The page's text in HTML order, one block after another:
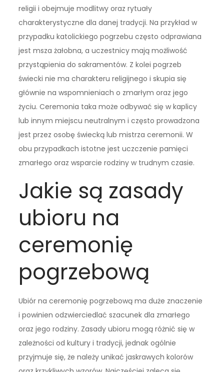
religii i obejmuje modlitwy oraz rytuały
charakterystyczne dla danej tradycji. Na przykład w
przypadku katolickiego pogrzebu często odprawiana
jest msza żałobna, a uczestnicy mają możliwość
przystąpienia do sakramentów. Z kolei pogrzeb
świecki nie ma charakteru religijnego i skupia się
głównie na wspomnieniach o zmarłym oraz jego
życiu. Ceremonia taka może odbywać się w kaplicy
lub innym miejscu neutralnym i często prowadzona
jest przez osobę świecką lub mistrza ceremonii. W
obu przypadkach istotne jest uczczenie pamięci
zmarłego oraz wsparcie rodziny w trudnym czasie.
Jakie są zasady
ubioru na
ceremonię
pogrzebową
Ubiór na ceremonię pogrzebową ma duże znaczenie
i powinien odzwierciedlać szacunek dla zmarłego
oraz jego rodziny. Zasady ubioru mogą różnić się w
zależności od kultury i tradycji, jednak ogólnie
przyjmuje się, że należy unikać jaskrawych kolorów